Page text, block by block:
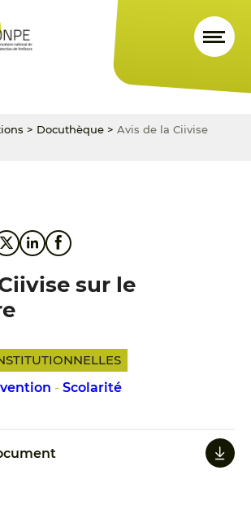
> Docuthèque > Avis de la Ciivise
sur le
- Scolarité